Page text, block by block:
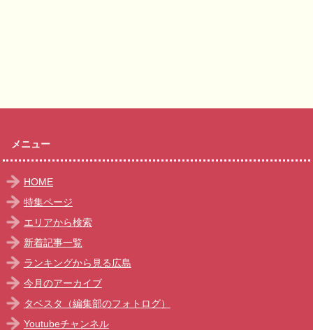
メニュー
HOME
特集ページ
エリアから検索
新着記事一覧
ランキングから見る広島
今月のアーカイブ
タベスタ（編集部のフォトログ）
Youtubeチャンネル